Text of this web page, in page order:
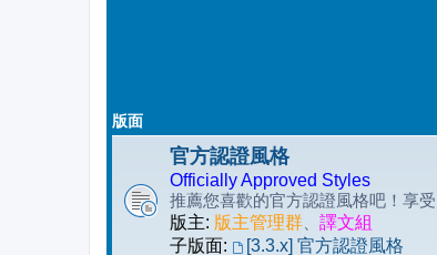
版面
官方認證風格
Officially Approved Styles
推薦您喜歡的官方認證風格吧！享受
版主: 版主管理群
譯文組
子版面:
[3.3.x] 官方認證風格